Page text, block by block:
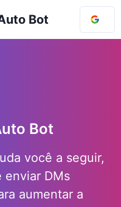
Bot
Bot
você a seguir,
enviar DMs
aumentar a